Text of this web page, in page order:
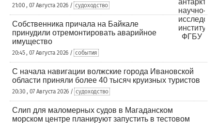
21:00 , 07 Августа 2026 / судоходство
Собственника причала на Байкале
принудили отремонтировать аварийное
имущество
20:45 , 07 Августа 2026 / события
С начала навигации волжские города Ивановской
области приняли более 40 тысяч круизных туристов
20:30 , 07 Августа 2026 / судоходство
Слип для маломерных судов в Магаданском
морском центре планируют запустить в тестовом